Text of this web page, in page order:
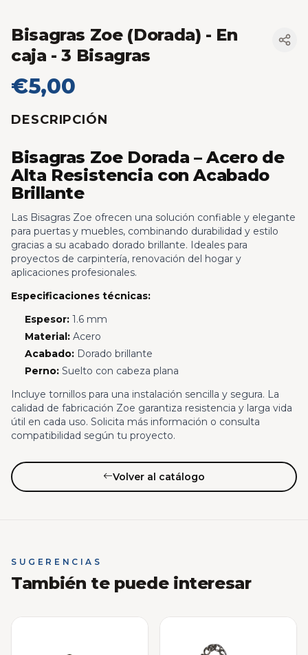
Bisagras Zoe (Dorada) - En
caja - 3 Bisagras
€5,00
DESCRIPCIÓN
Bisagras Zoe Dorada – Acero de
Alta Resistencia con Acabado
Brillante
Las Bisagras Zoe ofrecen una solución confiable y elegante
para puertas y muebles, combinando durabilidad y estilo
gracias a su acabado dorado brillante. Ideales para
proyectos de carpintería, renovación del hogar y
aplicaciones profesionales.
Especificaciones técnicas:
Espesor:1.6 mm
Material:Acero
Acabado:Dorado brillante
Perno:Suelto con cabeza plana
Incluye tornillos para una instalación sencilla y segura. La
calidad de fabricación Zoe garantiza resistencia y larga vida
útil en cada uso. Solicita más información o consulta
compatibilidad según tu proyecto.
Volver al catálogo
SUGERENCIAS
También te puede interesar